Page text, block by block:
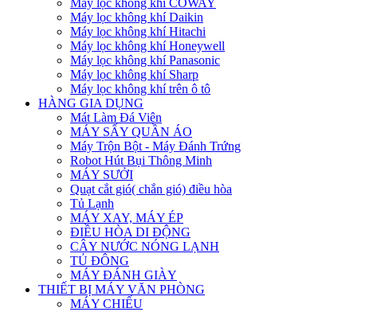
Máy lọc không khí COWAY
Máy lọc không khí Daikin
Máy lọc không khí Hitachi
Máy lọc không khí Honeywell
Máy lọc không khí Panasonic
Máy lọc không khí Sharp
Máy lọc không khí trên ô tô
HÀNG GIA DỤNG
Mát Làm Đá Viên
MÁY SẤY QUẦN ÁO
Máy Trộn Bột - Máy Đánh Trứng
Robot Hút Bụi Thông Minh
MÁY SƯỞI
Quạt cắt gió( chắn gió) điều hòa
Tủ Lạnh
MÁY XAY, MÁY ÉP
ĐIỀU HÒA DI ĐỘNG
CÂY NƯỚC NÓNG LẠNH
TỦ ĐÔNG
MÁY ĐÁNH GIÀY
THIẾT BỊ MÁY VĂN PHÒNG
MÁY CHIẾU